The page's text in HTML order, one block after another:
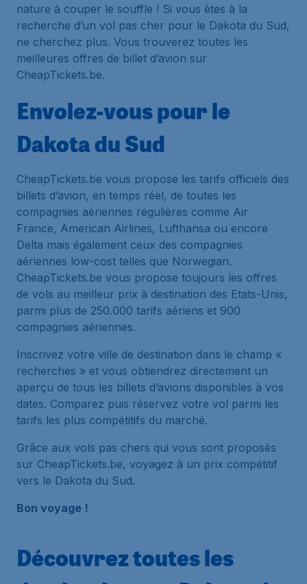
nature à couper le souffle ! Si vous êtes à la
recherche d’un vol pas cher pour le Dakota du Sud,
ne cherchez plus. Vous trouverez toutes les
meilleures offres de billet d’avion sur
CheapTickets.be.
Envolez-vous pour le
Dakota du Sud
CheapTickets.be vous propose les tarifs officiels des
billets d’avion, en temps réel, de toutes les
compagnies aériennes régulières comme Air
France, American Airlines, Lufthansa ou encore
Delta mais également ceux des compagnies
aériennes low-cost telles que Norwegian.
CheapTickets.be vous propose toujours les offres
de vols au meilleur prix à destination des Etats-Unis,
parmi plus de 250.000 tarifs aériens et 900
compagnies aériennes.
Inscrivez votre ville de destination dans le champ «
recherches » et vous obtiendrez directement un
aperçu de tous les billets d’avions disponibles à vos
dates. Comparez puis réservez votre vol parmi les
tarifs les plus compétitifs du marché.
Grâce aux vols pas chers qui vous sont proposés
sur CheapTickets.be, voyagez à un prix compétitif
vers le Dakota du Sud.
Bon voyage !
Découvrez toutes les